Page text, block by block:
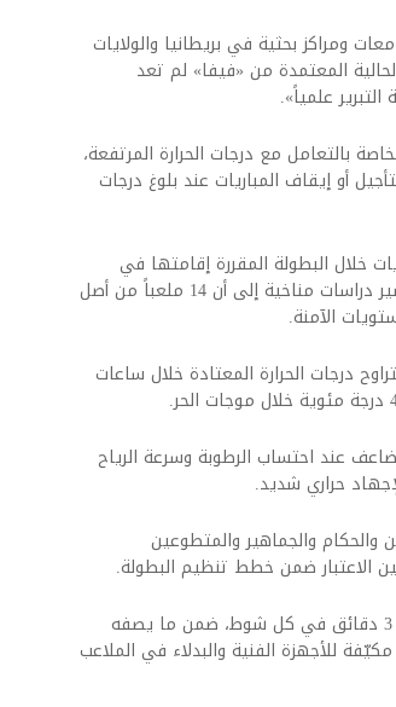
20 خبيراً دولياً من جامعات ومراكز بحثية في بريطانيا والولايات
الحالية المعتمدة من «فيفا» لم تعد
علمياً».
بالتعامل مع درجات الحرارة المرتفعة،
أو إيقاف المباريات عند بلوغ درجات
خلال البطولة المقررة إقامتها في
الولايات المتحدة وكندا والمكسيك صيف العام المقبل، إذ تُشير دراسات مناخية إلى أن 14 ملعباً من أصل
درجات الحرارة المعتادة خلال ساعات
عند احتساب الرطوبة وسرعة الرياح
حراري شديد.
والحكام والجماهير والمتطوعين
الاعتبار ضمن خطط تنظيم البطولة.
ويعتمد الاتحاد الدولي حالياً على فترات تبريد إلزامية مدتها 3 دقائق في كل شوط، ضمن ما يصفه
للأجهزة الفنية والبدلاء في الملاعب